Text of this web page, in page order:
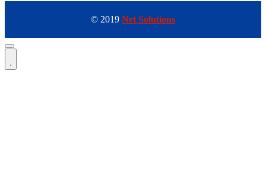
© 2019 Net Solutions